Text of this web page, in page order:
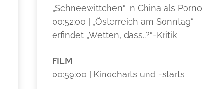
„Schneewittchen“ in China als Porno
00:52:00 | „Österreich am Sonntag“
erfindet „Wetten, dass..?“-Kritik
FILM
00:59:00 | Kinocharts und -starts